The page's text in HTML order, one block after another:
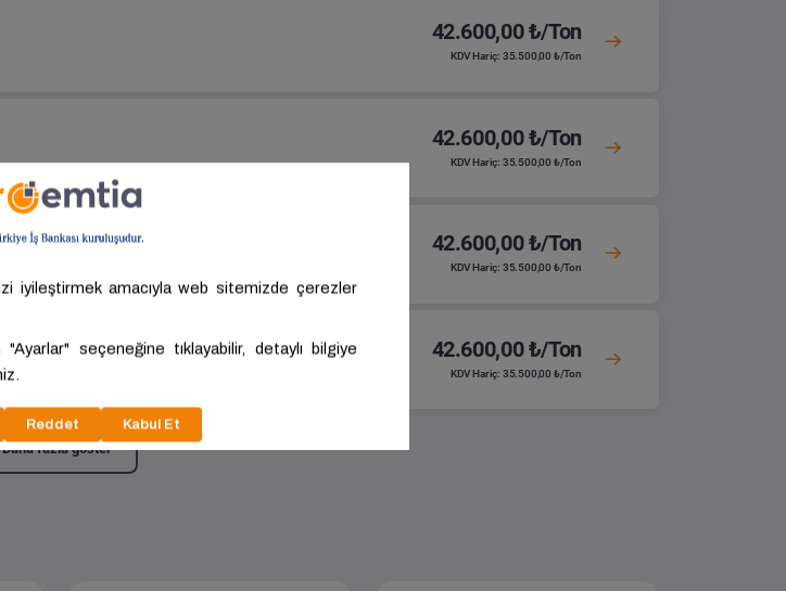
42.600,00 ₺/Ton
KDV Hariç: 35.500,00 ₺/Ton
42.600,00 ₺/Ton
KDV Hariç: 35.500,00 ₺/Ton
42.600,00 ₺/Ton
KDV Hariç: 35.500,00 ₺/Ton
42.600,00 ₺/Ton
KDV Hariç: 35.500,00 ₺/Ton
Daha fazla göster